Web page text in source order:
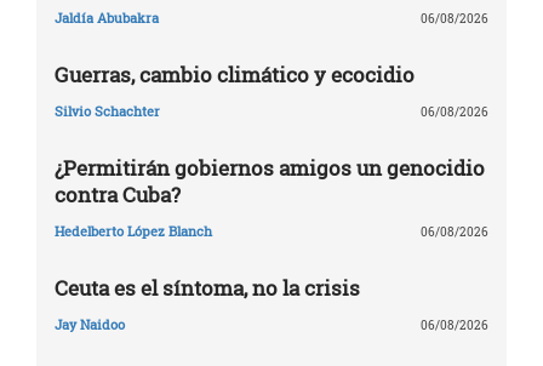
Jaldía Abubakra 06/08/2026
Guerras, cambio climático y ecocidio
Silvio Schachter 06/08/2026
¿Permitirán gobiernos amigos un genocidio
contra Cuba?
Hedelberto López Blanch 06/08/2026
Ceuta es el síntoma, no la crisis
Jay Naidoo 06/08/2026